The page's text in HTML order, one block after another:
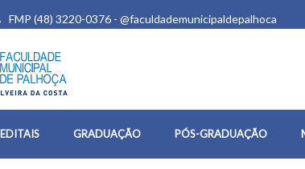
FMP (48) 3220-0376 - @faculdademunicipaldepalhoca
EDITAIS GRADUAÇÃO PÓS-GRADUAÇÃO